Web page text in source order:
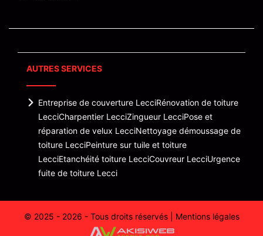
AUTRES SERVICES
Entreprise de couverture LecciRénovation de toiture
LecciCharpentier LecciZingueur LecciPose et
réparation de velux LecciNettoyage démoussage de
toiture LecciPeinture sur tuile et toiture
LecciEtanchéité toiture LecciCouvreur LecciUrgence
fuite de toiture Lecci
© 2025 - 2026 - Tous droits réservés | Mentions légales